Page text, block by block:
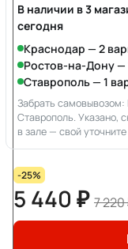
В наличии в 3
сегодня
Краснодар — 2
Ростов-на-Дону —
Ставрополь — 1
Забрать самовывозом:
Ставрополь. Указано,
в зале — свой
-25%
5 440 ₽ 7 220